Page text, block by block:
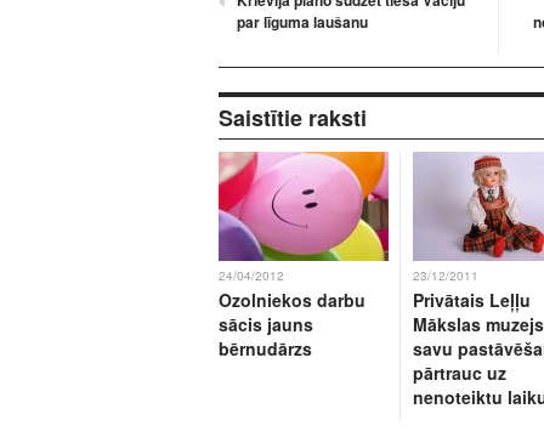
par līguma laušanu
Saistītie raksti
24/04/2012
Ozolniekos darbu
sācis jauns
bērnudārzs
23/12/2011
Privātais Leļļu
Mākslas muzejs
savu
pārtrauc uz
nenoteiktu